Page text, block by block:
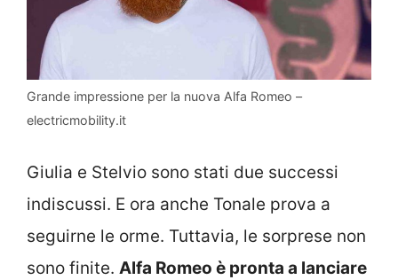
Grande impressione per la nuova Alfa Romeo –
electricmobility.it
Giulia e Stelvio sono stati due successi
indiscussi. E ora anche Tonale prova a
seguirne le orme. Tuttavia, le sorprese non
sono finite. Alfa Romeo è pronta a lanciare